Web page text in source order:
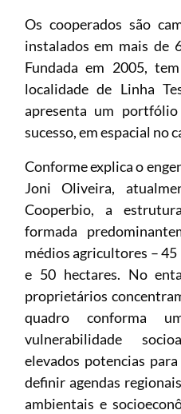
Os cooperados são
instalados em mais de
Fundada em 2005,
localidade de Linha
apresenta um
sucesso, em espacial no
Conforme explica o
Joni Oliveira,
Cooperbio, a
formada
médios agricultores –
e 50 hectares. No
proprietários
quadro conforma
vulnerabilidade
elevados potencias
definir agendas
ambientais e